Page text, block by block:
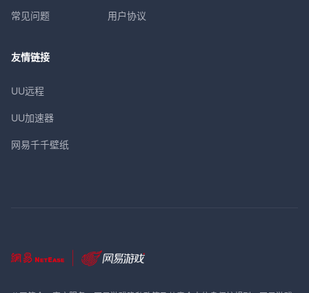
常见问题 用户协议
友情链接
UU远程
UU加速器
网易千千壁纸